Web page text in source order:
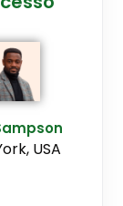
USA